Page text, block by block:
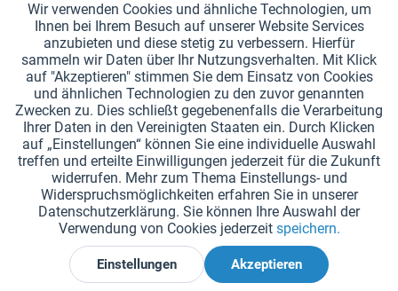
ALLGEMEINE INFORMATIONEN
ZAHLUNGSARTEN
*Alle Preise inkl. Mehrwertsteuer zzgl.Versandkosten.
Cookie-Einstellungen Kataloge anfordern
Lasergravuren auf Staffelstäben Newsletter Über uns
Hilfe und Support Kontakt Versand und Zahlung
Rücksendung & Erstattung Widerrufsrecht Datenschutz
AGB Impressum
Widerruf erklären
Tracking Aktiv
Wir verwenden Cookies und ähnliche Technologien, um
Ihnen bei Ihrem Besuch auf unserer Website Services
anzubieten und diese stetig zu verbessern. Hierfür
sammeln wir Daten über Ihr Nutzungsverhalten. Mit Klick
auf "Akzeptieren" stimmen Sie dem Einsatz von Cookies
und ähnlichen Technologien zu den zuvor genannten
Zwecken zu. Dies schließt gegebenenfalls die Verarbeitung
Ihrer Daten in den Vereinigten Staaten ein. Durch Klicken
auf „Einstellungen“ können Sie eine individuelle Auswahl
treffen und erteilte Einwilligungen jederzeit für die Zukunft
widerrufen. Mehr zum Thema Einstellungs- und
Widerspruchsmöglichkeiten erfahren Sie in unserer
Datenschutzerklärung. Sie können Ihre Auswahl der
Verwendung von Cookies jederzeit speichern.
Einstellungen Akzeptieren